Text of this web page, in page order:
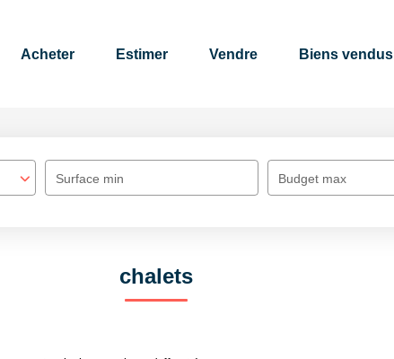
Acheter Estimer Vendre Biens vendus
Surface min Budget max
chalets